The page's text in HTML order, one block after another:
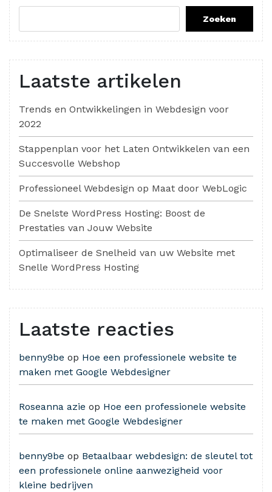
Zoeken
Laatste artikelen
Trends en Ontwikkelingen in Webdesign voor
2022
Stappenplan voor het Laten Ontwikkelen van een
Succesvolle Webshop
Professioneel Webdesign op Maat door WebLogic
De Snelste WordPress Hosting: Boost de
Prestaties van Jouw Website
Optimaliseer de Snelheid van uw Website met
Snelle WordPress Hosting
Laatste reacties
benny9be op Hoe een professionele website te
maken met Google Webdesigner
Roseanna azie op Hoe een professionele website
te maken met Google Webdesigner
benny9be op Betaalbaar webdesign: de sleutel tot
een professionele online aanwezigheid voor
kleine bedrijven